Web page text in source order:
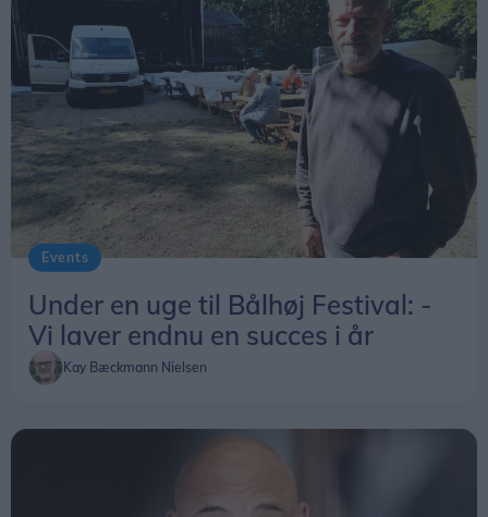
Events
Under en uge til Bålhøj Festival: -
Vi laver endnu en succes i år
Kay Bæckmann Nielsen